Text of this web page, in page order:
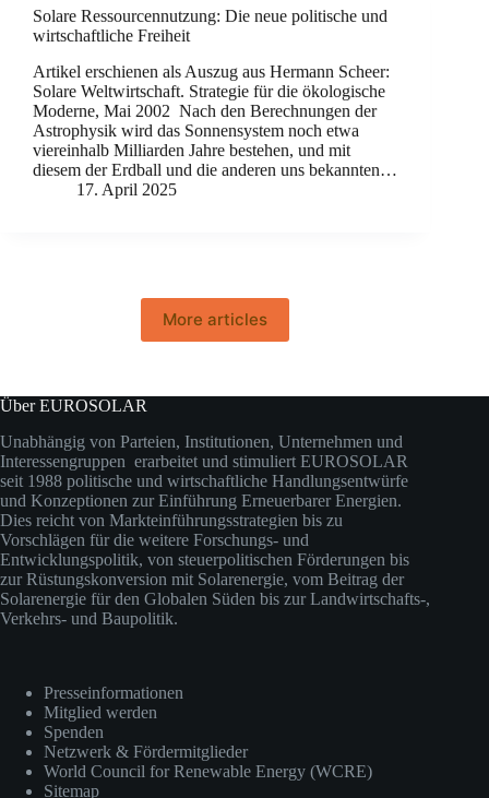
Solare Ressourcennutzung: Die neue politische und
wirtschaftliche Freiheit
Artikel erschienen als Auszug aus Hermann Scheer:
Solare Weltwirtschaft. Strategie für die ökologische
Moderne, Mai 2002 Nach den Berechnungen der
Astrophysik wird das Sonnensystem noch etwa
viereinhalb Milliarden Jahre bestehen, und mit
diesem der Erdball und die anderen uns bekannten…
17. April 2025
More articles
Über EUROSOLAR
Unabhängig von Parteien, Institutionen, Unternehmen und
Interessengruppen erarbeitet und stimuliert EUROSOLAR
seit 1988 politische und wirtschaftliche Handlungsentwürfe
und Konzeptionen zur Einführung Erneuerbarer Energien.
Dies reicht von Markteinführungsstrategien bis zu
Vorschlägen für die weitere Forschungs- und
Entwicklungspolitik, von steuerpolitischen Förderungen bis
zur Rüstungskonversion mit Solarenergie, vom Beitrag der
Solarenergie für den Globalen Süden bis zur Landwirtschafts-,
Verkehrs- und Baupolitik.
Presseinformationen
Mitglied werden
Spenden
Netzwerk & Fördermitglieder
World Council for Renewable Energy (WCRE)
Sitemap